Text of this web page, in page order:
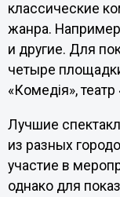
классические
жанра.
и другие. Для
четыре
«Комедiя»,
Лучшие
из разных
участие в
однако для